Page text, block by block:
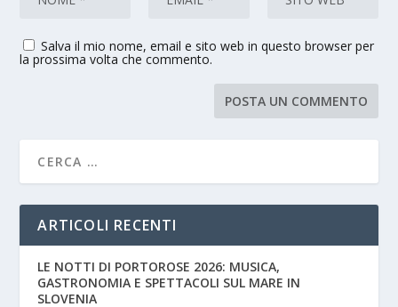
Salva il mio nome, email e sito web in questo browser per
la prossima volta che commento.
ARTICOLI RECENTI
LE NOTTI DI PORTOROSE 2026: MUSICA,
GASTRONOMIA E SPETTACOLI SUL MARE IN
SLOVENIA